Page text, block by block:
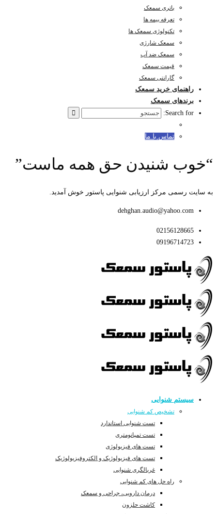
باتری سمعک
تعرفه بیمه ها
تکنولوژی سمعک ها
سمعک شارژی
سمعک ضد آب
قیمت سمعک
گارانتی سمعک
راهنمای خرید سمعک
برندهای سمعک
Search for:
تماس با ما
“خوب شنیدن حق همه ماست”
به سایت رسمی مرکز ارزیابی شنوایی پاستور خوش آمدید.
dehghan.audio@yahoo.com
02156128665
09196714723
سیستم شنوایی
تشخیص کم شنوایی
تست شنوایی استاندارد
تست تمپانومتری
تست های فیزیولوژی
تست های فیزیولوژیک و الکتروفیزیولوژیک
غربالگری شنوایی
راه حل های کم شنوایی
درمان دارویی، جراحی و سمعک
کاشت حلزون